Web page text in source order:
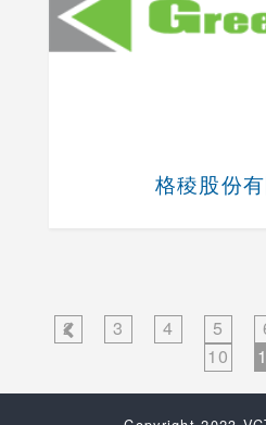
格稜股份
2 3 4 5
10